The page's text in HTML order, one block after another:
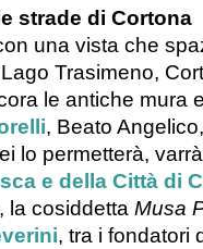
strade di Cortona
una vista che
Trasimeno,
le antiche mura
, Beato
lo permetterà,
e della Città di
la cosiddetta Musa
, tra i fondatori